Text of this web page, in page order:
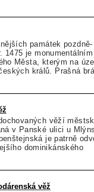
památek pozdně-
1475 je monumentálním
Města, kterým na
králů. Prašná
věží
v Panské ulici u
je patrně
dominikánského
věž